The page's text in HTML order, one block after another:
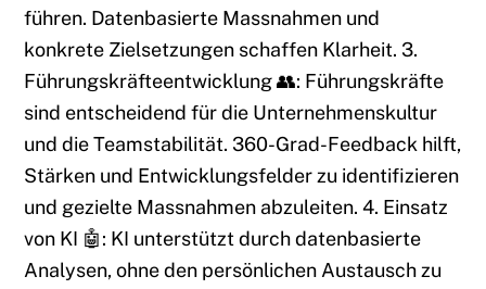
führen. Datenbasierte Massnahmen und
konkrete Zielsetzungen schaffen Klarheit. 3.
Führungskräfteentwicklung 👥: Führungskräfte
sind entscheidend für die Unternehmenskultur
und die Teamstabilität. 360-Grad-Feedback hilft,
Stärken und Entwicklungsfelder zu identifizieren
und gezielte Massnahmen abzuleiten. 4. Einsatz
von KI 🤖: KI unterstützt durch datenbasierte
Analysen, ohne den persönlichen Austausch zu